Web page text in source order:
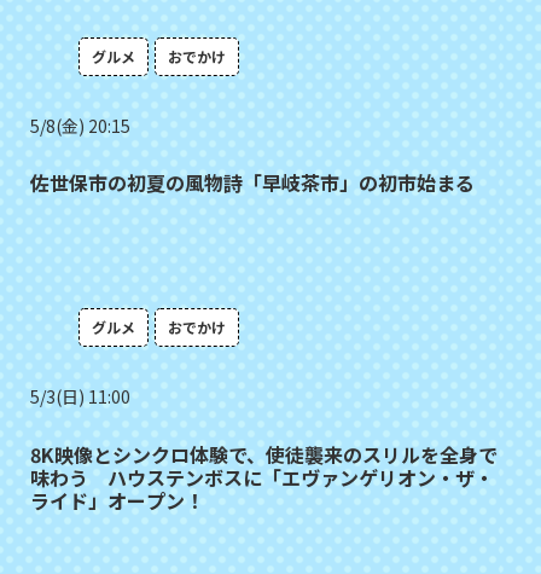
グルメ おでかけ
5/8(金) 20:15
佐世保市の初夏の風物詩「早岐茶市」の初市始まる
グルメ おでかけ
5/3(日) 11:00
8K映像とシンクロ体験で、使徒襲来のスリルを全身で
味わう ハウステンボスに「エヴァンゲリオン・ザ・
ライド」オープン！